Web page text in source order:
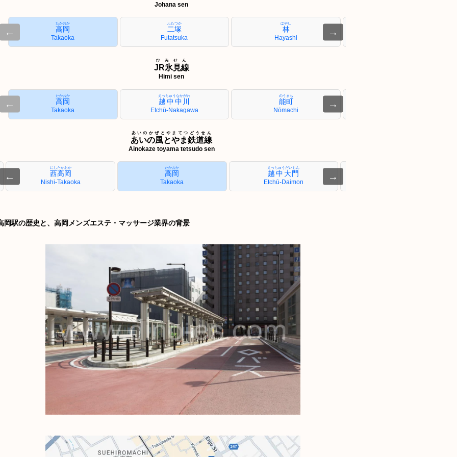
Johana sen
← 高岡
たかおか
Takaoka
二塚
ふたつか
Futatsuka
林
はやし
Hayashi
→
JR氷見線
ひみせん
Himi sen
← 高岡
たかおか
Takaoka
越中中川
えっちゅうなかがわ
Etchū-Nakagawa
能町
のうまち
Nōmachi
→
あいの風とやま鉄道線
あいのかぜとやまてつどうせん
Ainokaze toyama tetsudo sen
← 西高岡
にしたかおか
Nishi-Takaoka
高岡
たかおか
Takaoka
越中大門
えっちゅうだいもん
Etchū-Daimon
→
岡駅の歴史と、高岡メンズエステ・マッサージ業界の背景